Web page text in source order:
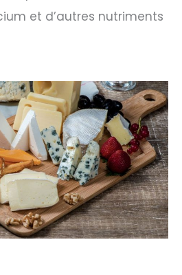
et d’autres nutriments